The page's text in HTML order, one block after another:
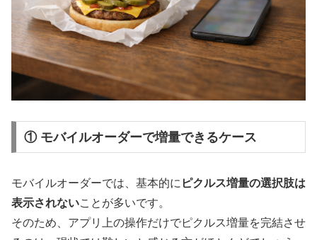
① モバイルオーダーで増量できるケース
モバイルオーダーでは、基本的に ピクルス増量の選択肢は
表示されないことが多いです。
そのため、アプリ上の操作だけでピクルス増量を完結させ